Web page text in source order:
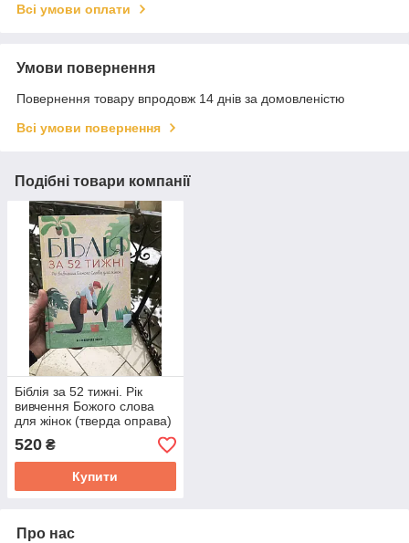
Всі умови оплати
Умови повернення
Повернення товару впродовж 14 днів за домовленістю
Всі умови повернення
Подібні товари компанії
Біблія за 52 тижні. Рік
вивчення Божого слова
для жінок (тверда оправа)
- Кімберлі Мур
520 ₴
Купити
Про нас